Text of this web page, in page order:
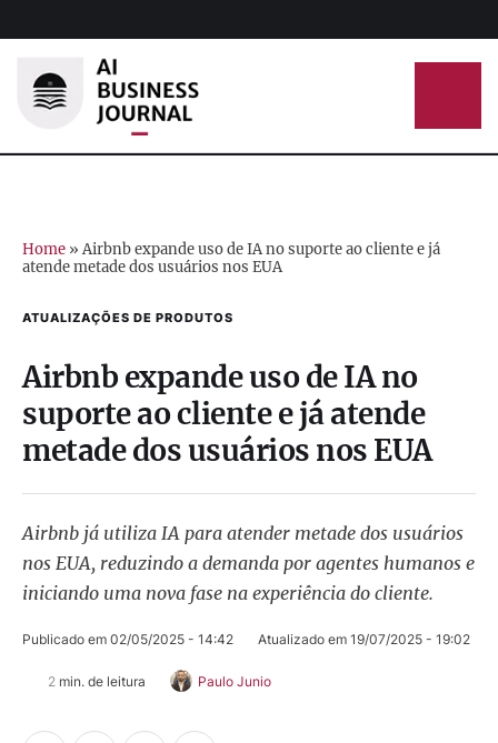
Home »Airbnb expande uso de IA no suporte ao cliente e já
atende metade dos usuários nos EUA
ATUALIZAÇÕES DE PRODUTOS
Airbnb expande uso de IA no
suporte ao cliente e já atende
metade dos usuários nos EUA
Airbnb já utiliza IA para atender metade dos usuários
nos EUA, reduzindo a demanda por agentes humanos e
iniciando uma nova fase na experiência do cliente.
Publicado em 02/05/2025 - 14:42 Atualizado em 19/07/2025 - 19:02
2 min. de leitura Paulo Junio